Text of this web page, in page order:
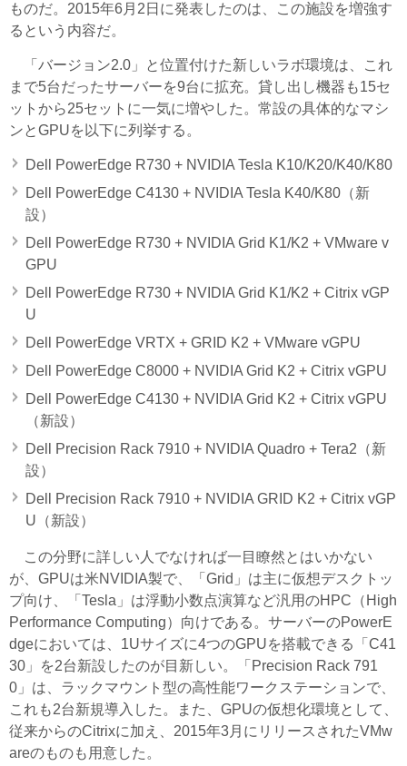
ものだ。2015年6月2日に発表したのは、この施設を増強す
るという内容だ。
「バージョン2.0」と位置付けた新しいラボ環境は、これ
まで5台だったサーバーを9台に拡充。貸し出し機器も15セ
ットから25セットに一気に増やした。常設の具体的なマシ
ンとGPUを以下に列挙する。
Dell PowerEdge R730 + NVIDIA Tesla K10/K20/K40/K80
Dell PowerEdge C4130 + NVIDIA Tesla K40/K80（新
設）
Dell PowerEdge R730 + NVIDIA Grid K1/K2 + VMware v
GPU
Dell PowerEdge R730 + NVIDIA Grid K1/K2 + Citrix vGP
U
Dell PowerEdge VRTX + GRID K2 + VMware vGPU
Dell PowerEdge C8000 + NVIDIA Grid K2 + Citrix vGPU
Dell PowerEdge C4130 + NVIDIA Grid K2 + Citrix vGPU
（新設）
Dell Precision Rack 7910 + NVIDIA Quadro + Tera2（新
設）
Dell Precision Rack 7910 + NVIDIA GRID K2 + Citrix vGP
U（新設）
この分野に詳しい人でなければ一目瞭然とはいかない
が、GPUは米NVIDIA製で、「Grid」は主に仮想デスクトッ
プ向け、「Tesla」は浮動小数点演算など汎用のHPC（High
Performance Computing）向けである。サーバーのPowerE
dgeにおいては、1Uサイズに4つのGPUを搭載できる「C41
30」を2台新設したのが目新しい。「Precision Rack 791
0」は、ラックマウント型の高性能ワークステーションで、
これも2台新規導入した。また、GPUの仮想化環境として、
従来からのCitrixに加え、2015年3月にリリースされたVMw
areのものも用意した。